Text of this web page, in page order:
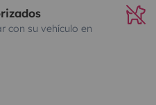
con su vehículo en